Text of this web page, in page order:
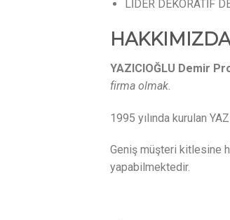
LİDER DEKORATİF
HAKKIMIZDA
YAZICIOĞLU Demir
firma olmak.
1995 yılında kurulan
Geniş müşteri kitlesine
yapabilmektedir.